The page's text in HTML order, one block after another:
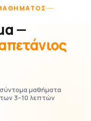
—
σύντομα μαθήματα
των 3–10 λεπτών